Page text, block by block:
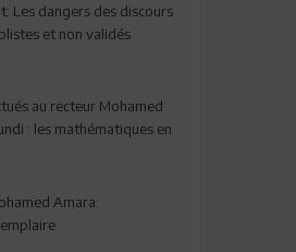
Les dangers des discours
et non validés
au recteur Mohamed
: les mathématiques en
Amara: